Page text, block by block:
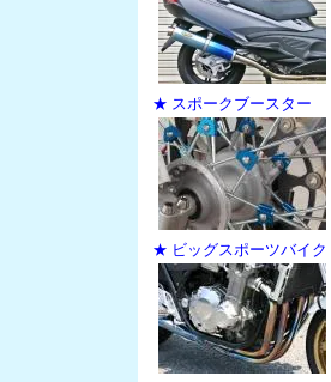
★ スポークブースター
★ ビッグスポーツバイク